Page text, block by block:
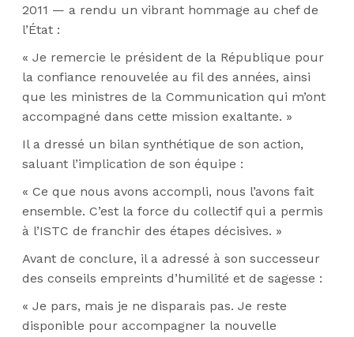
2011 — a rendu un vibrant hommage au chef de
l’État :
« Je remercie le président de la République pour
la confiance renouvelée au fil des années, ainsi
que les ministres de la Communication qui m’ont
accompagné dans cette mission exaltante. »
Il a dressé un bilan synthétique de son action,
saluant l’implication de son équipe :
« Ce que nous avons accompli, nous l’avons fait
ensemble. C’est la force du collectif qui a permis
à l’ISTC de franchir des étapes décisives. »
Avant de conclure, il a adressé à son successeur
des conseils empreints d’humilité et de sagesse :
« Je pars, mais je ne disparais pas. Je reste
disponible pour accompagner la nouvelle